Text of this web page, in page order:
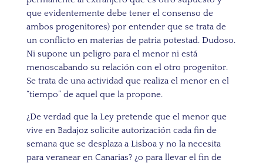
que evidentemente debe tener el consenso de
ambos progenitores) por entender que se trata de
un conflicto en materias de patria potestad. Dudoso.
Ni supone un peligro para el menor ni está
menoscabando su relación con el otro progenitor.
Se trata de una actividad que realiza el menor en el
“tiempo” de aquel que la propone.
¿De verdad que la Ley pretende que el menor que
vive en Badajoz solicite autorización cada fin de
semana que se desplaza a Lisboa y no la necesita
para veranear en Canarias? ¿o para llevar el fin de